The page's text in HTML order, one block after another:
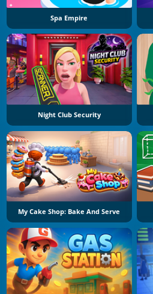
Spa Empire
Night Club Security
My Cake Shop: Bake And Serve